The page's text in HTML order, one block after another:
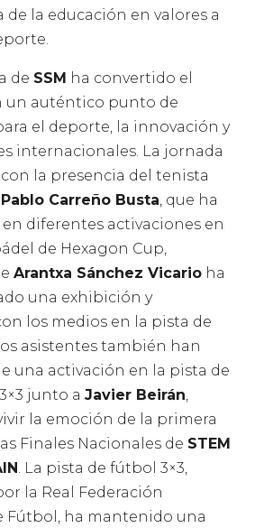
la educación en valores a
de SSM ha convertido el
un auténtico punto de
el deporte, la innovación y
internacionales. La jornada
la presencia del tenista
Pablo Carreño Busta , que ha
diferentes activaciones en
de Hexagon Cup,
Arantxa Sánchez Vicarioha
una exhibición y
los medios en la pista de
asistentes también han
una activación en la pista de
junto a Javier Beirán
la emoción de la primera
Finales Nacionales de STEM
. La pista de fútbol 3×3,
la Real Federación
Fútbol, ha mantenido una